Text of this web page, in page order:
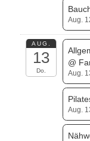
Aug.
AUG.
13
Do.
@
Aug.
Aug.